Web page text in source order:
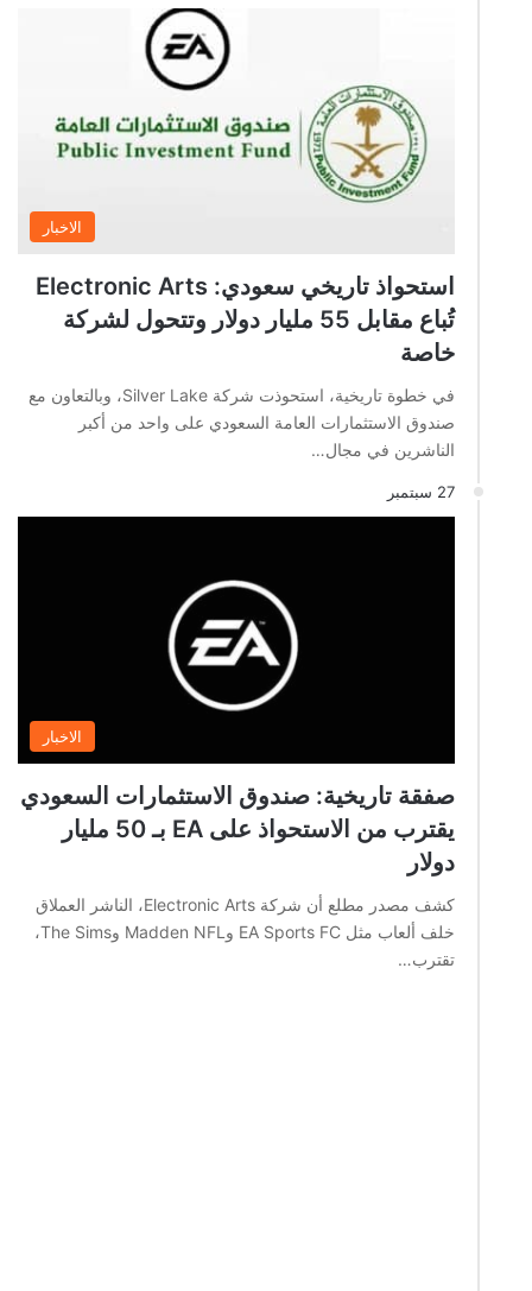
الاخبار
استحواذ تاريخي سعودي: Electronic Arts
تُباع مقابل 55 مليار دولار وتتحول لشركة
خاصة
في خطوة تاريخية، استحوذت شركة Silver Lake، وبالتعاون مع
صندوق الاستثمارات العامة السعودي على واحد من أكبر
الناشرين في مجال…
27 سبتمبر
الاخبار
صفقة تاريخية: صندوق الاستثمارات السعودي
يقترب من الاستحواذ على EA بـ 50 مليار
دولار
كشف مصدر مطلع أن شركة Electronic Arts، الناشر العملاق
خلف ألعاب مثل EA Sports FC وMadden NFL وThe Sims،
تقترب…